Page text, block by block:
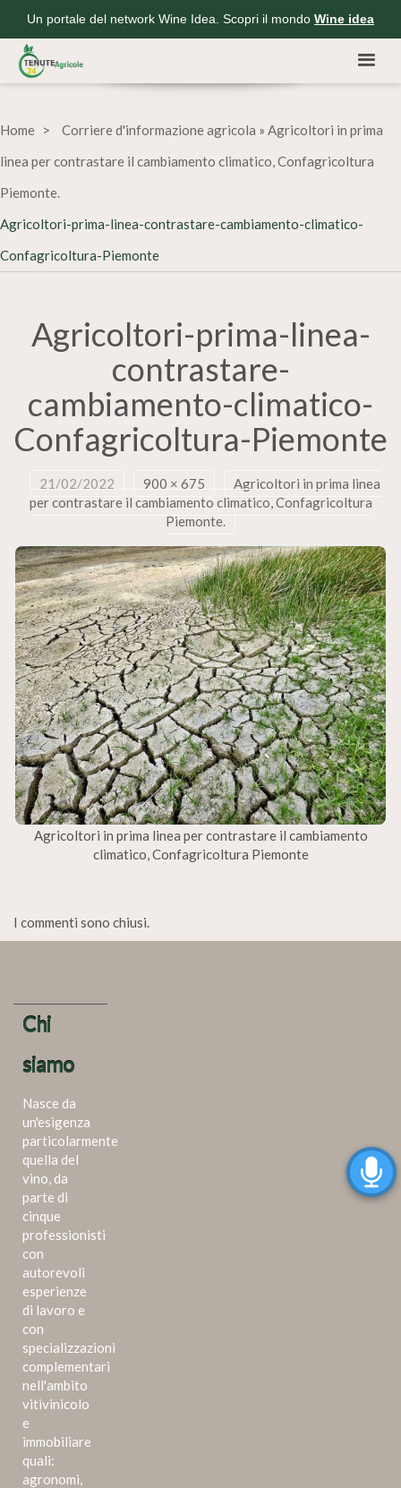
Un portale del network Wine Idea. Scopri il mondo Wine idea
Home Corriere d'informazione agricola » Agricoltori in prima
linea per contrastare il cambiamento climatico, Confagricoltura
Piemonte.
Agricoltori-prima-linea-contrastare-cambiamento-climatico-
Confagricoltura-Piemonte
Agricoltori-prima-linea-
contrastare-
cambiamento-climatico-
Confagricoltura-Piemonte
21/02/2022 900 × 675
Agricoltori in prima linea
per contrastare il cambiamento climatico, Confagricoltura
Piemonte.
Agricoltori in prima linea per contrastare il cambiamento
climatico, Confagricoltura Piemonte
I commenti sono chiusi.
Chi
siamo
Nasce da
un'esigenza
particolarmente
quella del
vino, da
parte di
cinque
professionisti
con
autorevoli
esperienze
di lavoro e
con
specializzazioni
complementari
nell'ambito
vitivinicolo
e
immobiliare
quali:
agronomi,